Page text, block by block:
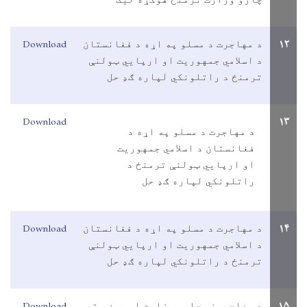
۱۲
د مهاجرت د مسلو په اړه د فغانستان
د اسلامي جمهوريت او ارپايي ټولنې
ترمنځ د راتلونکي لپاره ګډ حل
Download
۱۳
د مهاجرت د مسلو په اړه د
فغانستان د اسلامي جمهوريت
او ارپايي ټولنې ترمنځ د
راتلونکي لپاره ګډ حل
Download
۱۴
د مهاجرت د مسلو په اړه د فغانستان
د اسلامي جمهوريت او ارپايي ټولنې
ترمنځ د راتلونکي لپاره ګډ حل
Download